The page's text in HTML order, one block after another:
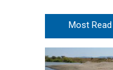
Most Read